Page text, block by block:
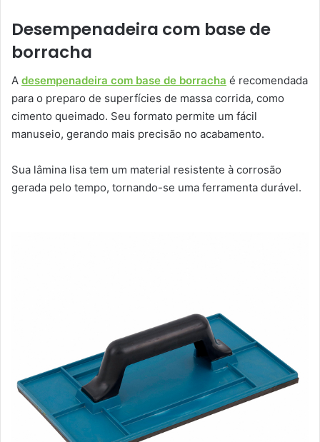
Desempenadeira com base de
borracha
A desempenadeira com base de borracha é recomendada
para o preparo de superfícies de massa corrida, como
cimento queimado. Seu formato permite um fácil
manuseio, gerando mais precisão no acabamento.
Sua lâmina lisa tem um material resistente à corrosão
gerada pelo tempo, tornando-se uma ferramenta durável.